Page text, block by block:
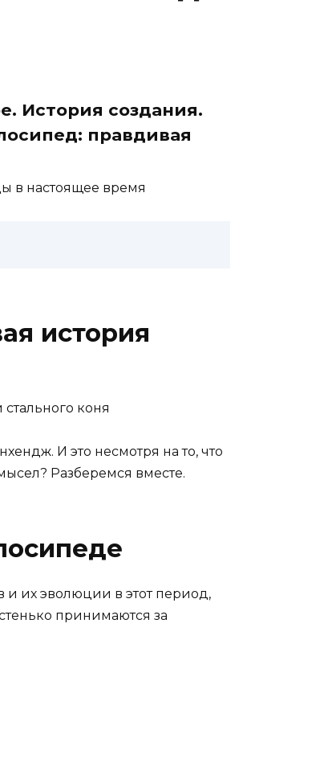
История создания.
правдивая
в настоящее время
история
коня
И это несмотря на то, что
Разберемся вместе.
и их эволюции в этот период,
принимаются за